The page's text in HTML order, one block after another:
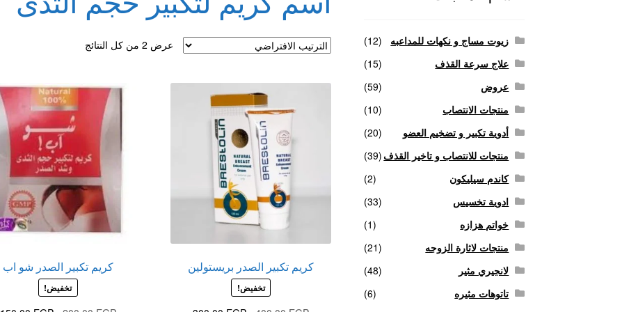
عرض ⁦2⁩ من كل النتائج
كريم تكبير الصدر بريستولين
تخفيض!
كريم تكبير الصدر شو اب
تخفيض!
زيوت مساج و نكهات للمداعبه
(12)
علاج سرعة القذف
(15)
عروض
(59)
منتجات الانتصاب
(10)
أدوية تكبير و تضخيم العضو
(20)
منتجات للانتصاب و تاخير القذف (39)
كاندم سيليكون
(2)
ادوية تخسيس
(33)
خواتم هزازه
(1)
منتجات لاثارة الزوجه
(21)
لانجيري مثير
(48)
تاتوهات مثيره
(6)